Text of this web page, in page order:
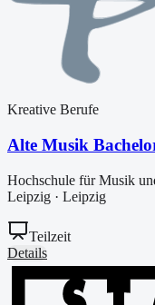
Kreative Berufe
Alte Musik
Hochschule für Musik
Leipzig · Leipzig
Teilzeit
Details